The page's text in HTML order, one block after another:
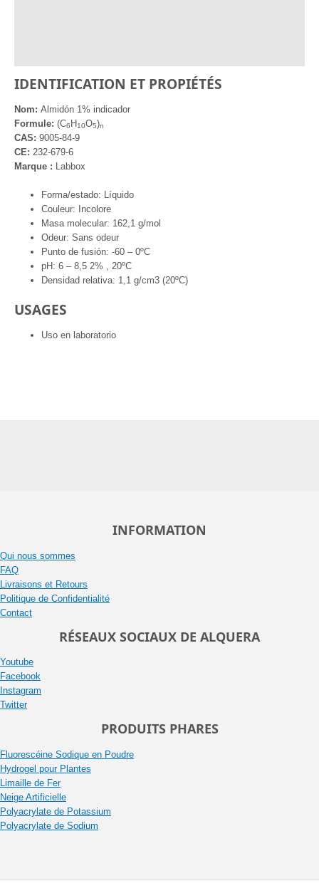
IDENTIFICATION ET PROPIÉTÉS
Nom: Almidón 1% indicador
Formule: (C6H10O5)n
CAS: 9005-84-9
CE: 232-679-6
Marque : Labbox
Forma/estado: Líquido
Couleur: Incolore
Masa molecular: 162,1 g/mol
Odeur: Sans odeur
Punto de fusión: -60 – 0ºC
pH: 6 – 8,5 2% , 20ºC
Densidad relativa: 1,1 g/cm3 (20ºC)
USAGES
Uso en laboratorio
INFORMATION
Qui nous sommes
FAQ
Livraisons et Retours
Politique de Confidentialité
Contact
RÉSEAUX SOCIAUX DE ALQUERA
Youtube
Facebook
Instagram
Twitter
PRODUITS PHARES
Fluorescéine Sodique en Poudre
Hydrogel pour Plantes
Limaille de Fer
Neige Artificielle
Polyacrylate de Potassium
Polyacrylate de Sodium